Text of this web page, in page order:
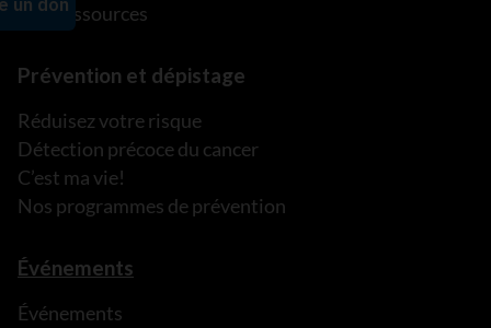
Nos ressources
Prévention et dépistage
Réduisez votre risque
Détection précoce du cancer
C’est ma vie!
Nos programmes de prévention
Événements
Événements